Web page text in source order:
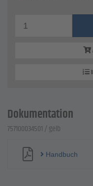
Dokumentation
757100034501 / gelb
Handbuch